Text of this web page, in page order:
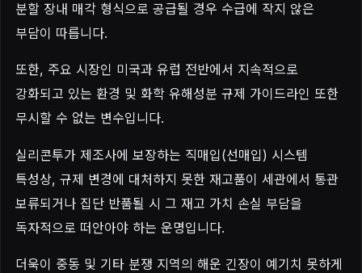
분할 장내 매각 형식으로 공급될 경우 수급에 작지 않은
부담이 따릅니다.
또한, 주요 시장인 미국과 유럽 전반에서 지속적으로
강화되고 있는 환경 및 화학 유해성분 규제 가이드라인 또한
무시할 수 없는 변수입니다.
실리콘투가 제조사에 보장하는 직매입(선매입) 시스템
특성상, 규제 변경에 대처하지 못한 재고품이 세관에서 통관
보류되거나 집단 반품될 시 그 재고 가치 손실 부담을
독자적으로 떠안아야 하는 운명입니다.
더욱이 중동 및 기타 분쟁 지역의 해운 긴장이 예기치 못하게